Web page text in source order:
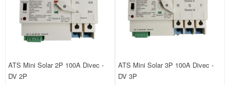
ATS Mini Solar 2P 100A Divec -
DV 2P
ATS Mini Solar 3P 100A Divec -
DV 3P